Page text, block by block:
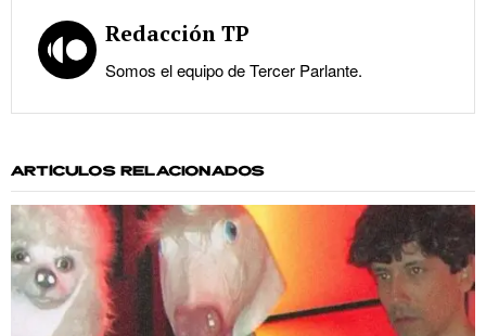
Redacción TP
Somos el equipo de Tercer Parlante.
ARTÍCULOS RELACIONADOS